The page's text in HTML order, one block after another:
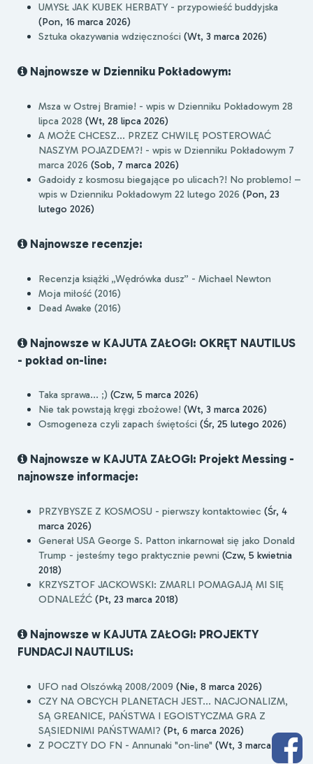
UMYSŁ JAK KUBEK HERBATY - przypowieść buddyjska
(Pon, 16 marca 2026)
Sztuka okazywania wdzięczności (Wt, 3 marca 2026)
Najnowsze w Dzienniku Pokładowym:
Msza w Ostrej Bramie! - wpis w Dzienniku Pokładowym 28
lipca 2028 (Wt, 28 lipca 2026)
A MOŻE CHCESZ... PRZEZ CHWILĘ POSTEROWAĆ
NASZYM POJAZDEM?! - wpis w Dzienniku Pokładowym 7
marca 2026 (Sob, 7 marca 2026)
Gadoidy z kosmosu biegające po ulicach?! No problemo! –
wpis w Dzienniku Pokładowym 22 lutego 2026 (Pon, 23
lutego 2026)
Najnowsze recenzje:
Recenzja książki „Wędrówka dusz” - Michael Newton
Moja miłość (2016)
Dead Awake (2016)
Najnowsze w KAJUTA ZAŁOGI: OKRĘT NAUTILUS
- pokład on-line:
Taka sprawa... ;) (Czw, 5 marca 2026)
Nie tak powstają kręgi zbożowe! (Wt, 3 marca 2026)
Osmogeneza czyli zapach świętości (Śr, 25 lutego 2026)
Najnowsze w KAJUTA ZAŁOGI: Projekt Messing -
najnowsze informacje:
PRZYBYSZE Z KOSMOSU - pierwszy kontaktowiec (Śr, 4
marca 2026)
Generał USA George S. Patton inkarnował się jako Donald
Trump - jesteśmy tego praktycznie pewni (Czw, 5 kwietnia
2018)
KRZYSZTOF JACKOWSKI: ZMARLI POMAGAJĄ MI SIĘ
ODNALEŹĆ (Pt, 23 marca 2018)
Najnowsze w KAJUTA ZAŁOGI: PROJEKTY
FUNDACJI NAUTILUS:
UFO nad Olszówką 2008/2009 (Nie, 8 marca 2026)
CZY NA OBCYCH PLANETACH JEST... NACJONALIZM,
SĄ GREANICE, PAŃSTWA I EGOISTYCZMA GRA Z
SĄSIEDNIMI PAŃSTWAMI? (Pt, 6 marca 2026)
Z POCZTY DO FN - Annunaki "on-line" (Wt, 3 marca 2026)